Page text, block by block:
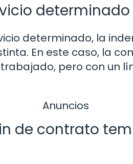
determinado
determinado, la
En este caso, la
pero con un
Anuncios
de contrato